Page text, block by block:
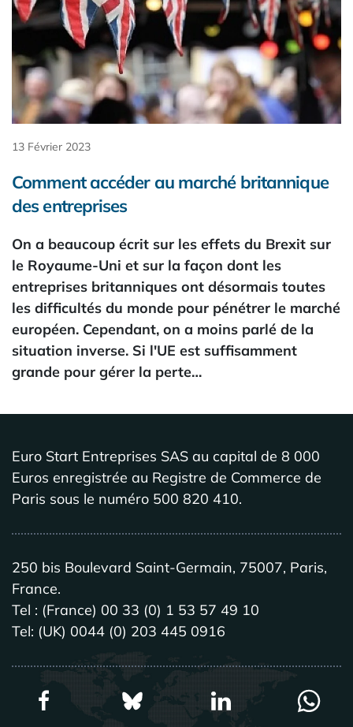
13 Février 2023
Comment accéder au marché britannique
des entreprises
On a beaucoup écrit sur les effets du Brexit sur
le Royaume-Uni et sur la façon dont les
entreprises britanniques ont désormais toutes
les difficultés du monde pour pénétrer le marché
européen. Cependant, on a moins parlé de la
situation inverse. Si l'UE est suffisamment
grande pour gérer la perte…
Euro Start Entreprises SAS au capital de 8 000
Euros enregistrée au Registre de Commerce de
Paris sous le numéro 500 820 410.
250 bis Boulevard Saint-Germain, 75007, Paris,
France.
Tel : (France) 00 33 (0) 1 53 57 49 10
Tel: (UK) 0044 (0) 203 445 0916